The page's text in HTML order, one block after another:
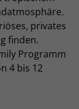
privates
finden.
Programm
4 bis 12